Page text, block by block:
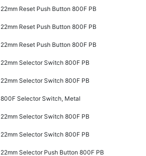
22mm Reset Push Button 800F PB
22mm Reset Push Button 800F PB
22mm Reset Push Button 800F PB
22mm Selector Switch 800F PB
22mm Selector Switch 800F PB
800F Selector Switch, Metal
22mm Selector Switch 800F PB
22mm Selector Switch 800F PB
22mm Selector Push Button 800F PB